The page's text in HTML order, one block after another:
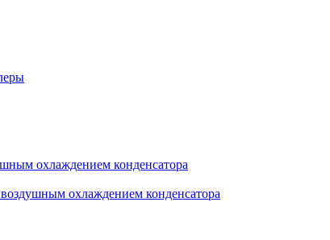
охлаждением конденсатора
охлаждением конденсатора